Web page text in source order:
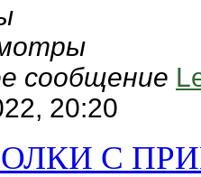
сообщение
20:20
С